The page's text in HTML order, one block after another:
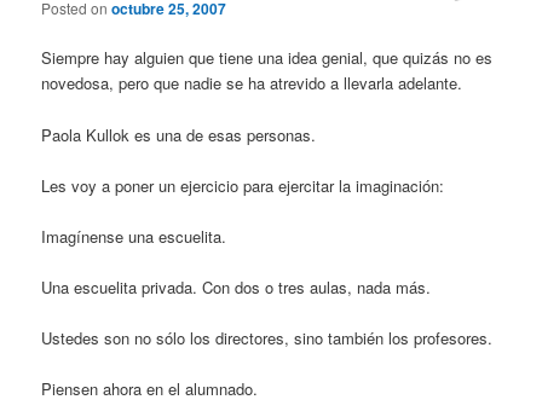
Posted onoctubre 25, 2007
Siempre hay alguien que tiene una idea genial, que quizás no es
novedosa, pero que nadie se ha atrevido a llevarla adelante.
Paola Kullok es una de esas personas.
Les voy a poner un ejercicio para ejercitar la imaginación:
Imagínense una escuelita.
Una escuelita privada. Con dos o tres aulas, nada más.
Ustedes son no sólo los directores, sino también los profesores.
Piensen ahora en el alumnado.